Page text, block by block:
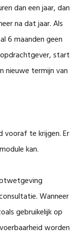
dan een jaar, dan
na dat jaar. Als
6 maanden geen
start
nieuwe termijn van
vooraf te krijgen. Er
kan.
Wanneer
gebruikelijk op
worden